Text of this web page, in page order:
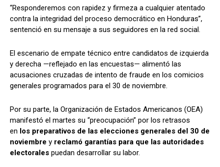
WhatsApp
Síganos
WhatsApp
Síganos
“Responderemos con rapidez y firmeza a cualquier atentado
contra la integridad del proceso democrático en Honduras”,
sentenció en su mensaje a sus seguidores en la red social.
El escenario de empate técnico entre candidatos de izquierda
y derecha —reflejado en las encuestas— alimentó las
acusaciones cruzadas de intento de fraude en los comicios
generales programados para el 30 de noviembre.
Por su parte, la Organización de Estados Americanos (OEA)
manifestó el martes su “preocupación” por los retrasos
en los preparativos de las elecciones generales del 30 de
noviembre y reclamó garantías para que las autoridades
electorales puedan desarrollar su labor.